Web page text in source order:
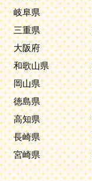
岐阜県
三重県
大阪府
和歌山県
岡山県
徳島県
高知県
長崎県
宮崎県